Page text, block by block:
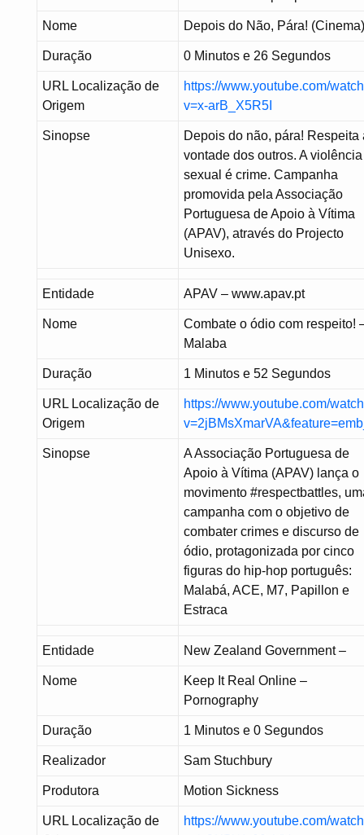
Nome Depois do Não, Pára!
Duração 0 Minutos e 26 Segundos
URL Localização de
Origem
https://www.youtube.com/
v=x-arB_X5R5I
Sinopse
Depois do não, pára! Respeita
vontade dos outros. A violência
sexual é crime. Campanha
promovida pela Associação
Portuguesa de Apoio à Vítima
(APAV), através do Projecto
Unisexo.
Entidade APAV – www.apav.pt
Nome
Combate o ódio com respeito!
Malaba
Duração 1 Minutos e 52 Segundos
URL Localização de
Origem
https://www.youtube.com/
Sinopse
A Associação Portuguesa de
Apoio à Vítima (APAV) lança o
movimento #respectbattles,
campanha com o objetivo de
combater crimes e discurso de
ódio, protagonizada por cinco
figuras do hip-hop português:
Malabá, ACE, M7, Papillon e
Estraca
Entidade New Zealand Government –
Nome
Keep It Real Online –
Pornography
Duração 1 Minutos e 0 Segundos
Realizador Sam Stuchbury
Produtora Motion Sickness
URL Localização de
https://www.youtube.com/